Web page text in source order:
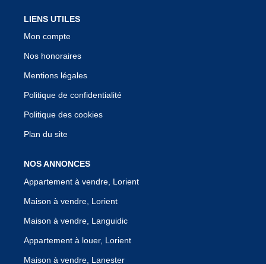
LIENS UTILES
Mon compte
Nos honoraires
Mentions légales
Politique de confidentialité
Politique des cookies
Plan du site
NOS ANNONCES
Appartement à vendre, Lorient
Maison à vendre, Lorient
Maison à vendre, Languidic
Appartement à louer, Lorient
Maison à vendre, Lanester